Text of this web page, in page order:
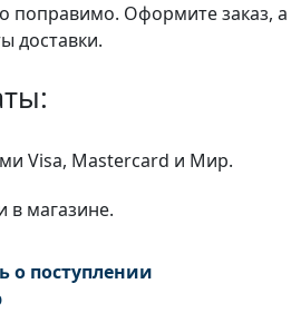
поправимо. Оформите заказ, а
доставки.
Visa, Mastercard и Мир.
магазине.
о поступлении